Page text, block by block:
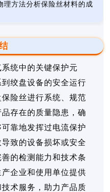
方法分析保险丝材料的成
统中的关键保护元
绞盘设备的安全运行
险丝进行系统、规范
存在的质量隐患，确
靠地发挥过电流保护
致的设备损坏或安全
的检测能力和技术条
企业和使用单位提供
术服务，助力产品质